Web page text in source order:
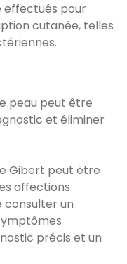
effectués pour
cutanée, telles
peau peut être
et éliminer
Gibert peut être
affections
consulter un
précis et un